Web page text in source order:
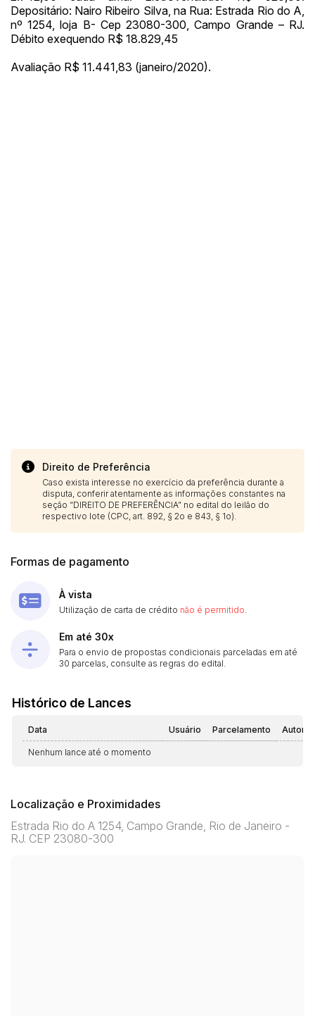
Depositário: Nairo Ribeiro Silva, na Rua: Estrada Rio do A,
nº 1254, loja B- Cep 23080-300, Campo Grande – RJ.
Débito exequendo R$ 18.829,45
Avaliação R$ 11.441,83 (janeiro/2020).
Direito de Preferência
Caso exista interesse no exercício da preferência durante a
disputa, conferir atentamente as informações constantes na
seção “DIREITO DE PREFERÊNCIA” no edital do leilão do
respectivo lote (CPC, art. 892, § 2o e 843, § 1o).
Formas de pagamento
À vista
Utilização de carta de crédito não é permitido
Em até 30x
Para o envio de propostas condicionais parceladas em até
30 parcelas, consulte as regras do edital.
Histórico de Lances
Data Usuário Parcelamento
Nenhum lance até o momento
Localização e Proximidades
Estrada Rio do A 1254, Campo Grande, Rio de Janeiro -
RJ. CEP 23080-300